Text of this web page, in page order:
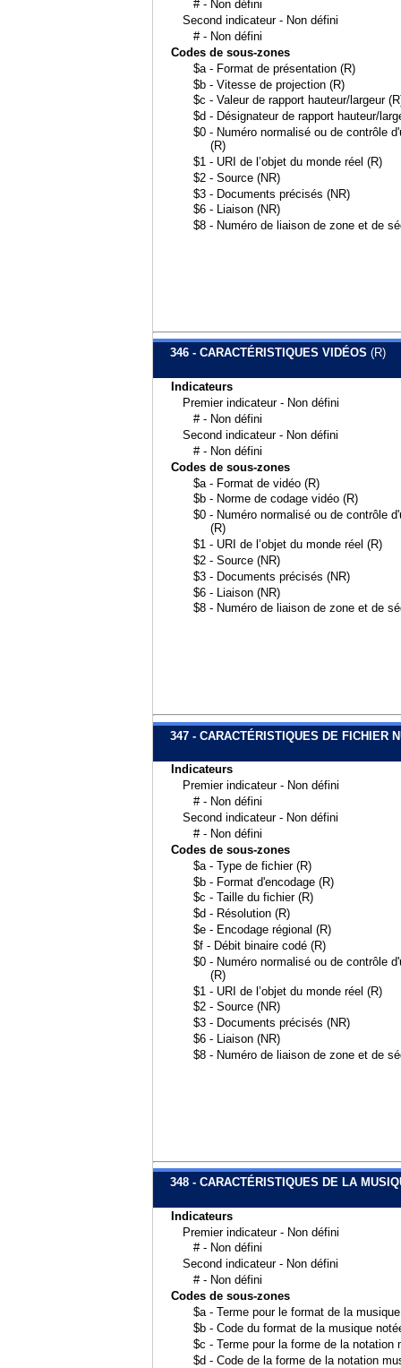
# - Non défini
Second indicateur - Non défini
# - Non défini
Codes de sous-zones
$a - Format de présentation (R)
$b - Vitesse de projection (R)
$c - Valeur de rapport hauteur/largeur
$d - Désignateur de rapport hauteur/
$0 - Numéro normalisé ou de contrôle
(R)
$1 - URI de l’objet du monde réel (R)
$2 - Source (NR)
$3 - Documents précisés (NR)
$6 - Liaison (NR)
$8 - Numéro de liaison de zone et de
346 - CARACTÉRISTIQUES VIDÉOS (R)
Indicateurs
Premier indicateur - Non défini
# - Non défini
Second indicateur - Non défini
# - Non défini
Codes de sous-zones
$a - Format de vidéo (R)
$b - Norme de codage vidéo (R)
$0 - Numéro normalisé ou de contrôle
(R)
$1 - URI de l’objet du monde réel (R)
$2 - Source (NR)
$3 - Documents précisés (NR)
$6 - Liaison (NR)
$8 - Numéro de liaison de zone et de
347 - CARACTÉRISTIQUES DE FICHIER
Indicateurs
Premier indicateur - Non défini
# - Non défini
Second indicateur - Non défini
# - Non défini
Codes de sous-zones
$a - Type de fichier (R)
$b - Format d'encodage (R)
$c - Taille du fichier (R)
$d - Résolution (R)
$e - Encodage régional (R)
$f - Débit binaire codé (R)
$0 - Numéro normalisé ou de contrôle
(R)
$1 - URI de l’objet du monde réel (R)
$2 - Source (NR)
$3 - Documents précisés (NR)
$6 - Liaison (NR)
$8 - Numéro de liaison de zone et de
348 - CARACTÉRISTIQUES DE LA
Indicateurs
Premier indicateur - Non défini
# - Non défini
Second indicateur - Non défini
# - Non défini
Codes de sous-zones
$a - Terme pour le format de la
$b - Code du format de la musique
$c - Terme pour la forme de la notation
$d - Code de la forme de la notation